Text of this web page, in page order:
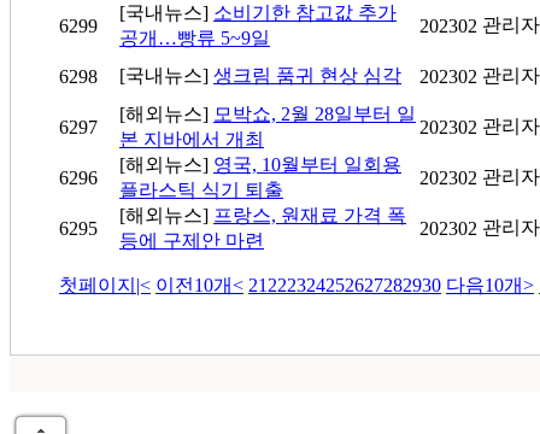
6299
[국내뉴스] 소비기한 참고값 추가
공개…빵류 5~9일
202302 관리자
6298 [국내뉴스] 생크림 품귀 현상 심각 202302 관리자
6297
[해외뉴스] 모박쇼, 2월 28일부터 일
본 지바에서 개최
202302 관리자
6296
[해외뉴스] 영국, 10월부터 일회용
플라스틱 식기 퇴출
202302 관리자
6295
[해외뉴스] 프랑스, 원재료 가격 폭
등에 구제안 마련
202302 관리자
첫페이지 |< 이전10개< 21 222324252627282930 다음10개>